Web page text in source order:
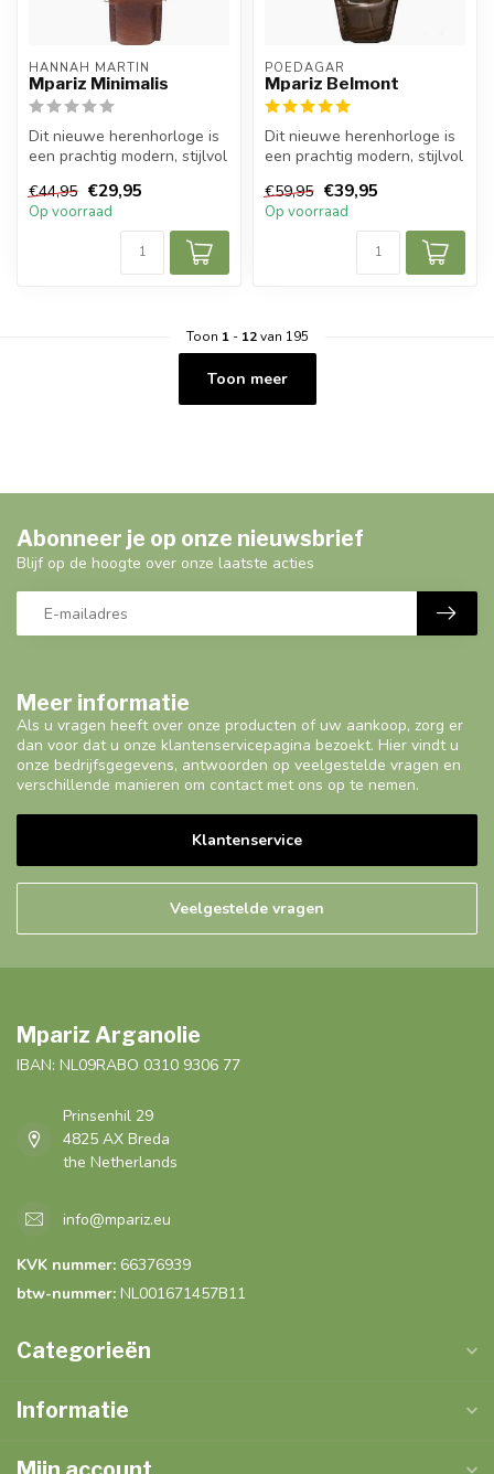
HANNAH MARTIN
Mpariz Minimalis
Dit nieuwe herenhorloge is
een prachtig modern, stijlvol
€44,95 €29,95
Op voorraad
POEDAGAR
Mpariz Belmont
Dit nieuwe herenhorloge is
een prachtig modern, stijlvol
€59,95 €39,95
Op voorraad
Toon 1- 12van 195
Toon meer
Meer informatie
Als u vragen heeft over onze producten of uw aankoop, zorg er
dan voor dat u onze klantenservicepagina bezoekt. Hier vindt u
onze bedrijfsgegevens, antwoorden op veelgestelde vragen en
verschillende manieren om contact met ons op te nemen.
Klantenservice
Veelgestelde vragen
Abonneer je op onze nieuwsbrief
Blijf op de hoogte over onze laatste acties
Mpariz Arganolie
IBAN: NL09RABO 0310 9306 77
Prinsenhil 29
4825 AX Breda
the Netherlands
info@mpariz.eu
KVK nummer: 66376939
btw-nummer: NL001671457B11
Categorieën
Informatie